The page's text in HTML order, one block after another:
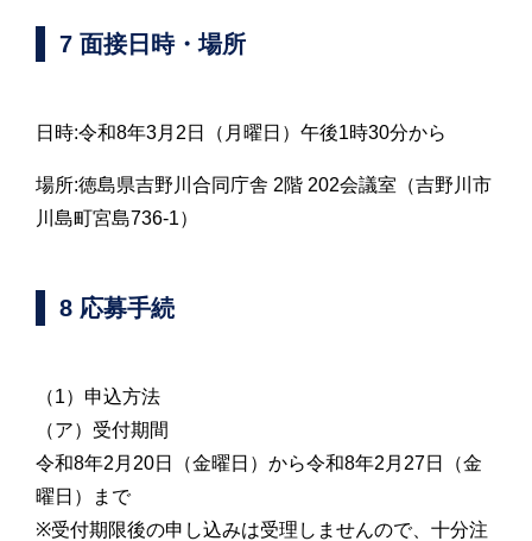
7 面接日時・場所
日時:令和8年3月2日（月曜日）午後1時30分から
場所:徳島県吉野川合同庁舎 2階 202会議室（吉野川市
川島町宮島736-1）
8 応募手続
（1）申込方法
（ア）受付期間
令和8年2月20日（金曜日）から令和8年2月27日（金
曜日）まで
※受付期限後の申し込みは受理しませんので、十分注